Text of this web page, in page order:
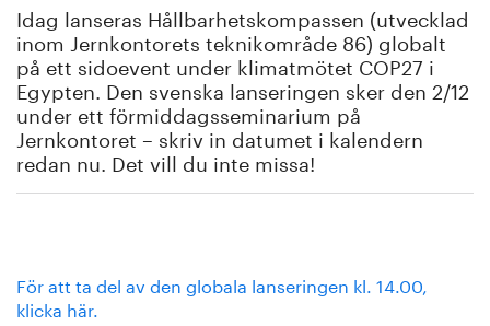
Vi tycker
Publicerat
Bildbank
Idag lanseras Hållbarhetskompassen (utvecklad
inom Jernkontorets teknikområde 86) globalt
på ett sidoevent under klimatmötet COP27 i
Egypten. Den svenska lanseringen sker den 2/12
under ett förmiddagsseminarium på
Jernkontoret – skriv in datumet i kalendern
redan nu. Det vill du inte missa!
För att ta del av den globala lanseringen kl. 14.00,
klicka här.